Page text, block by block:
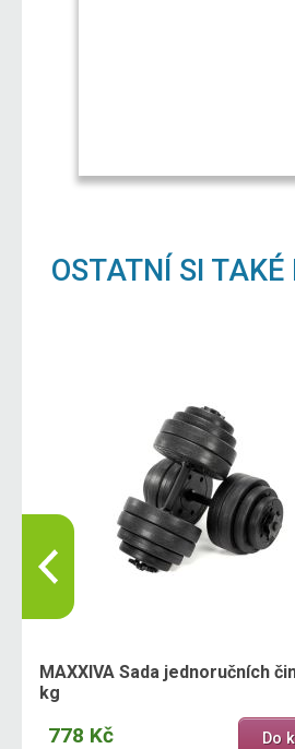
OSTATNÍ SI TAKÉ
MAXXIVA Sada jednoručních
kg
778 Kč Do